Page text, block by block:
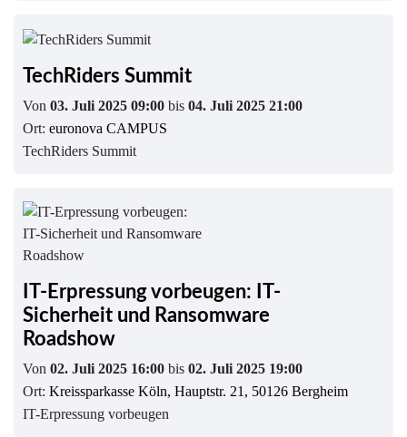
TechRiders Summit
Von 03. Juli 2025 09:00 bis 04. Juli 2025 21:00
Ort: euronova CAMPUS
TechRiders Summit
IT-Erpressung vorbeugen: IT-
Sicherheit und Ransomware
Roadshow
Von 02. Juli 2025 16:00 bis 02. Juli 2025 19:00
Ort: Kreissparkasse Köln, Hauptstr. 21, 50126 Bergheim
IT-Erpressung vorbeugen